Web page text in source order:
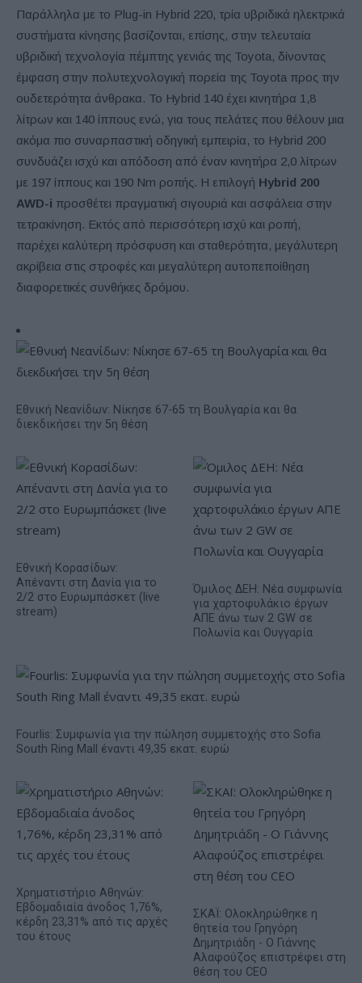
Παράλληλα με το Plug-in Hybrid 220, τρία υβριδικά ηλεκτρικά
συστήματα κίνησης βασίζονται, επίσης, στην τελευταία
υβριδική τεχνολογία πέμπτης γενιάς της Toyota, δίνοντας
έμφαση στην πολυτεχνολογική πορεία της Toyota προς την
ουδετερότητα άνθρακα. Το Hybrid 140 έχει κινητήρα 1,8
λίτρων και 140 ίππους ενώ, για τους πελάτες που θέλουν μια
ακόμα πιο συναρπαστική οδηγική εμπειρία, το Hybrid 200
συνδυάζει ισχύ και απόδοση από έναν κινητήρα 2,0 λίτρων
με 197 ίππους και 190 Nm ροπής. Η επιλογή Hybrid 200
AWD-i προσθέτει πραγματική σιγουριά και ασφάλεια στην
τετρακίνηση. Εκτός από περισσότερη ισχύ και ροπή,
παρέχει καλύτερη πρόσφυση και σταθερότητα, μεγάλυτερη
ακρίβεια στις στροφές και μεγαλύτερη αυτοπεποίθηση
διαφορετικές συνθήκες δρόμου.
Εθνική Νεανίδων: Νίκησε 67-65 τη Βουλγαρία και θα
διεκδικήσει την 5η θέση
Εθνική Κορασίδων:
Απέναντι στη Δανία για το
2/2 στο Ευρωμπάσκετ (live
stream)
Όμιλος ΔΕΗ: Νέα συμφωνία
για χαρτοφυλάκιο έργων
ΑΠΕ άνω των 2 GW σε
Πολωνία και Ουγγαρία
Fourlis: Συμφωνία για την πώληση συμμετοχής στο Sofia
South Ring Mall έναντι 49,35 εκατ. ευρώ
Χρηματιστήριο Αθηνών:
Εβδομαδιαία άνοδος 1,76%,
κέρδη 23,31% από τις αρχές
του έτους
ΣΚΑΪ: Ολοκληρώθηκε η
θητεία του Γρηγόρη
Δημητριάδη - Ο Γιάννης
Αλαφούζος επιστρέφει στη
θέση του CEO